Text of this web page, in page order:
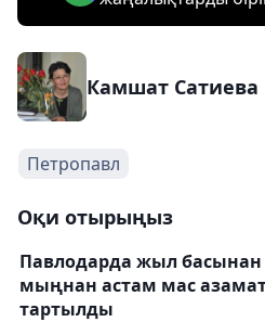
Камшат Сатиева
Петропавл
Оқи отырыңыз
Павлодарда жыл басынан
мыңнан астам мас
тартылды